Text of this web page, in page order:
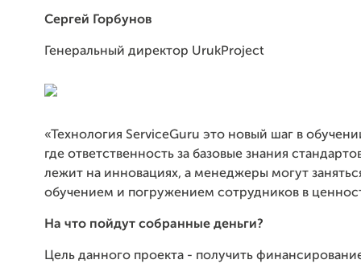
Сергей Горбунов
Генеральный директор UrukProject
«Технология ServiceGuru это новый шаг в
где ответственность за базовые знания
лежит на инновациях, а менеджеры могут
обучением и погружением сотрудников в
На что пойдут собранные деньги?
Цель данного проекта - получить